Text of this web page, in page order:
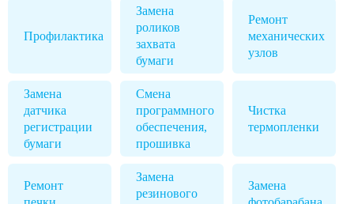
Профилактика
Замена
роликов
захвата
бумаги
Ремонт
механических
узлов
Замена
датчика
регистрации
бумаги
Смена
программного
обеспечения,
прошивка
Чистка
термопленки
Ремонт
Замена
резинового
Замена